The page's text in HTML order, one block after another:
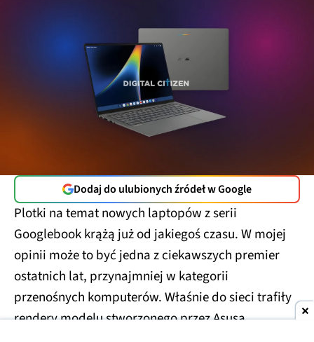
Dodaj do ulubionych źródeł w Google
Plotki na temat nowych laptopów z serii
Googlebook krążą już od jakiegoś czasu. W mojej
opinii może to być jedna z ciekawszych premier
ostatnich lat, przynajmniej w kategorii
przenośnych komputerów. Właśnie do sieci trafiły
rendery modelu stworzonego przez Asusa.